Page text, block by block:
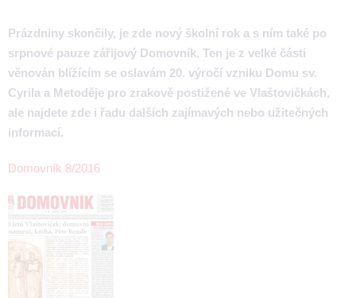
Prázdniny skončily, je zde nový školní rok a s ním také po
srpnové pauze zářijový Domovník. Ten je z velké části
věnován blížícím se oslavám 20. výročí vzniku Domu sv.
Cyrila a Metoděje pro zrakově postižené ve Vlaštovičkách,
ale najdete zde i řadu dalších zajímavých nebo užitečných
informací.
Domovník 8/2016